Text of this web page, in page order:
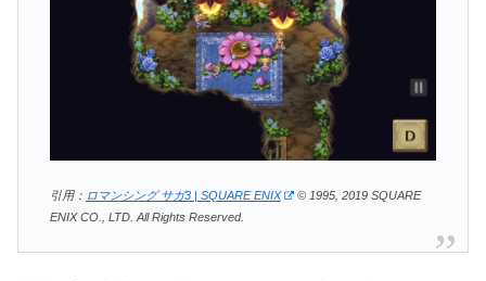
引用： ロマンシング サガ3 | SQUARE ENIX
© 1995, 2019 SQUARE
ENIX CO., LTD. All Rights Reserved.